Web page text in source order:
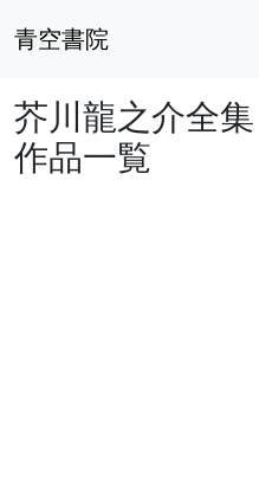
青空書院
芥川龍之介全
作品一覧